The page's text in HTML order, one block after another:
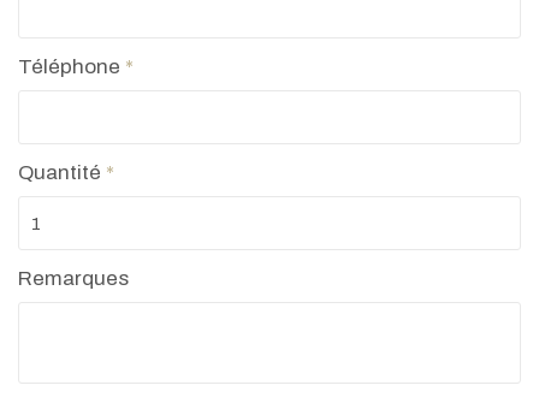
Téléphone *
Quantité *
Remarques